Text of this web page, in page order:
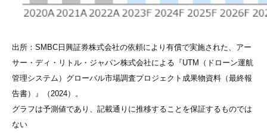
出所：SMBC日興証券株式会社の依頼により有償で実施された、アー
サー・ディ・リトル・ジャパン株式会社による『UTM（ドローン運航
管理システム）グローバル市場調査プロジェクト成果物資料（最終報
告書）』（2024）。
グラフは予測値であり、記載通りに推移することを保証するものでは
ない